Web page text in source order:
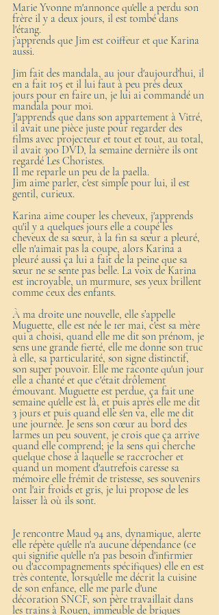
Marie Yvonne m'annonce qu'elle a perdu son
frère il y a deux jours, il est tombé dans
l'étang.
j’apprends que Jim est coiffeur et que Karina
aussi.
Jim fait des mandala, au jour d'aujourd'hui, il
en a fait 105 et il lui faut à peu près deux
jours pour en faire un, je lui ai commandé un
mandala pour moi.
J'apprends que dans son appartement à Vitré,
il avait une pièce juste pour regarder des
films avec projecteur et tout et tout, au total,
il avait 300 DVD, la semaine dernière ils ont
regardé Les Choristes.
Il me reparle un peu de la paella.
Jim aime parler, c'est simple pour lui, il est
gentil, curieux.
Karina aime couper les cheveux, j'apprends
qu'il y a quelques jours elle a coupé les
cheveux de sa sœur, à la fin sa sœur a pleuré,
elle n'aimait pas la coupe, alors Karina a
pleuré aussi ça lui a fait de la peine que sa
sœur ne se sente pas belle. La voix de Karina
est incroyable, un murmure, ses yeux brillent
comme ceux des enfants.
À ma droite une nouvelle, elle s’appelle
Muguette, elle est née le 1er mai, c'est sa mère
qui a choisi, quand elle me dit son prénom, je
sens une grande fierté, elle me donne son truc
à elle, sa particularité, son signe distinctif,
son super pouvoir. Elle me raconte qu'un jour
elle a chanté et que c'était drôlement
émouvant. Muguette est perdue, ça fait une
semaine qu'elle est là, et puis après elle me dit
3 jours et puis quand elle s'en va, elle me dit
une journée. Je sens son cœur au bord des
larmes un peu souvent, je crois que ça arrive
quand elle comprend; je la sens qui cherche
quelque chose à laquelle se raccrocher et
quand un moment d'autrefois caresse sa
mémoire elle frémit de tristesse, ses souvenirs
ont l'air froids et gris, je lui propose de les
laisser là où ils sont.
Je rencontre Maud 94 ans, dynamique, alerte
elle répète qu'elle n'a aucune dépendance (ce
qui signifie qu'elle n'a pas besoin d'infirmier
ou d'accompagnements spécifiques) elle en est
très contente, lorsqu'elle me décrit la cuisine
de son enfance, elle me parle d'une
décoration SNCF, son père travaillait dans
les trains à Rouen, immeuble de briques